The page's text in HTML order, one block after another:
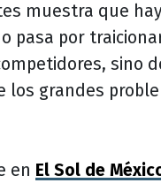
muestra que
pasa por
sino
los grandes
en El Sol de